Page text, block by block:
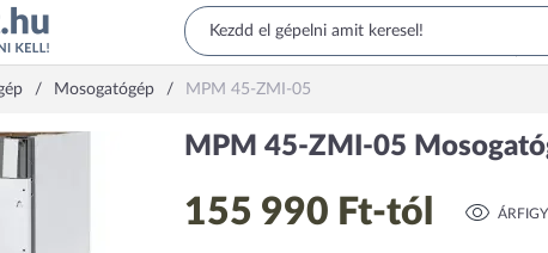
Mosogatógép MPM 45-ZMI-05
MPM 45-ZMI-05
155 990 Ft-tól